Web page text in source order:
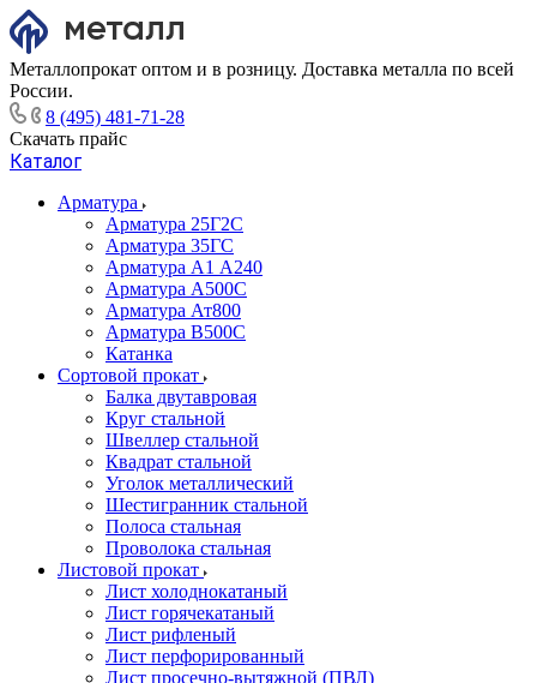
Металлопрокат оптом и в розницу. Доставка металла по всей
России.
8 (495) 481-71-28
Скачать прайс
Каталог
Арматура
Арматура 25Г2С
Арматура 35ГС
Арматура А1 А240
Арматура А500С
Арматура Ат800
Арматура В500С
Катанка
Сортовой прокат
Балка двутавровая
Круг стальной
Швеллер стальной
Квадрат стальной
Уголок металлический
Шестигранник стальной
Полоса стальная
Проволока стальная
Листовой прокат
Лист холоднокатаный
Лист горячекатаный
Лист рифленый
Лист перфорированный
Лист просечно-вытяжной (ПВЛ)